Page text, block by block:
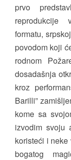
prvo
reprodukcije
formatu,
povodom koji
rodnom
dosadašnja
kroz
Barilli”
kome sa
izvodim svoju
koristeći i
bogatog